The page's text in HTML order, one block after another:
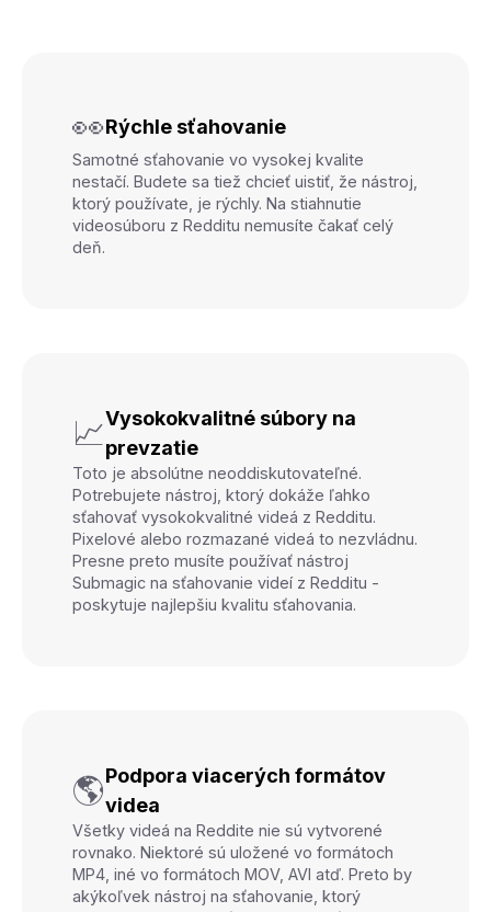
👀Rýchle sťahovanie
Samotné sťahovanie vo vysokej kvalite
nestačí. Budete sa tiež chcieť uistiť, že nástroj,
ktorý používate, je rýchly. Na stiahnutie
videosúboru z Redditu nemusíte čakať celý
deň.
📈Vysokokvalitné súbory na
prevzatie
Toto je absolútne neoddiskutovateľné.
Potrebujete nástroj, ktorý dokáže ľahko
sťahovať vysokokvalitné videá z Redditu.
Pixelové alebo rozmazané videá to nezvládnu.
Presne preto musíte používať nástroj
Submagic na sťahovanie videí z Redditu -
poskytuje najlepšiu kvalitu sťahovania.
🌎Podpora viacerých formátov
videa
Všetky videá na Reddite nie sú vytvorené
rovnako. Niektoré sú uložené vo formátoch
MP4, iné vo formátoch MOV, AVI atď. Preto by
akýkoľvek nástroj na sťahovanie, ktorý